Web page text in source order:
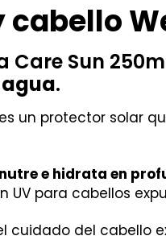
Care Sun
.
un protector solar
nutre e hidrata en
UV para cabellos
cuidado del cabello